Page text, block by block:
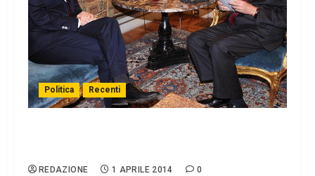
Politica Recenti
REDAZIONE 1 APRILE 2014 0